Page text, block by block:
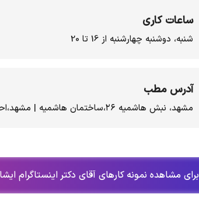
ساعات کاری
شنبه، دوشنبه چهارشنبه از 16 تا 20
آدرس مطب
مشهد، نبش هاشمیه ۲۶،ساختمان هاشمیه | مشهد،احمدآباد،عارف۳،ساختمان یاس
برای مشاهده نمونه کارهای آقای دکتر اینستاگرام